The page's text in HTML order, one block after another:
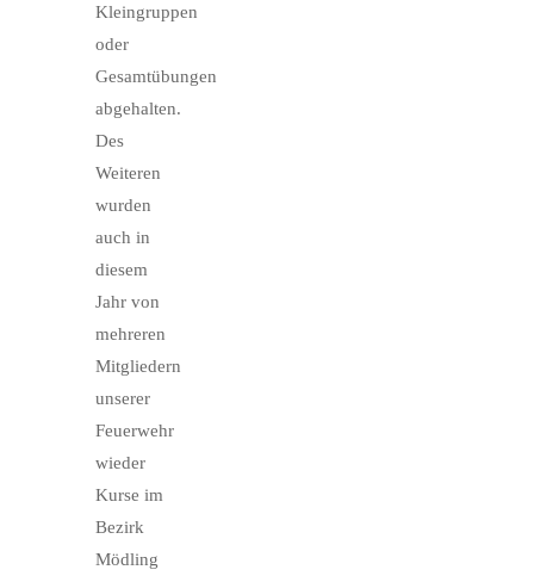
Kleingruppen
oder
Gesamtübungen
abgehalten.
Des
Weiteren
wurden
auch in
diesem
Jahr von
mehreren
Mitgliedern
unserer
Feuerwehr
wieder
Kurse im
Bezirk
Mödling